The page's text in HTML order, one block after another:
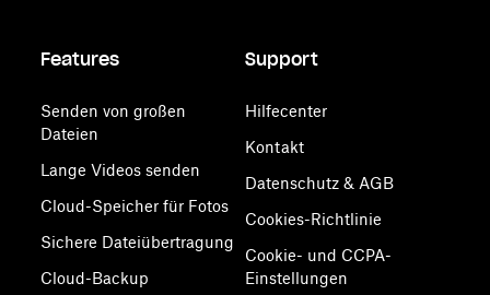
Features
Senden von großen
Dateien
Lange Videos senden
Cloud-Speicher für Fotos
Sichere Dateiübertragung
Cloud-Backup
Support
Hilfecenter
Kontakt
Datenschutz & AGB
Cookies-Richtlinie
Cookie- und CCPA-
Einstellungen